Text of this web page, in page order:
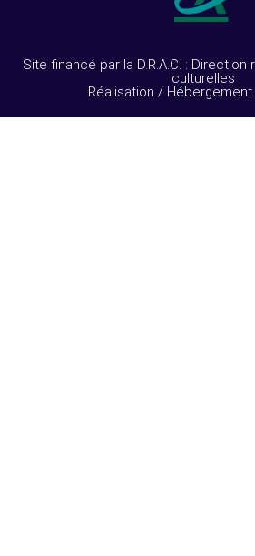
Site financé par la D.R.A.C. :
culturelles
Réalisation / Hébergement